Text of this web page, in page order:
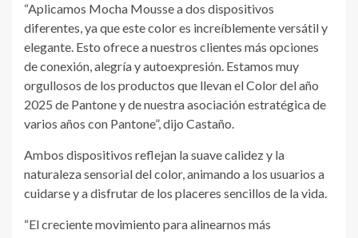
“Aplicamos Mocha Mousse a dos dispositivos
diferentes, ya que este color es increíblemente versátil y
elegante. Esto ofrece a nuestros clientes más opciones
de conexión, alegría y autoexpresión. Estamos muy
orgullosos de los productos que llevan el Color del año
2025 de Pantone y de nuestra asociación estratégica de
varios años con Pantone”, dijo Castaño.
Ambos dispositivos reflejan la suave calidez y la
naturaleza sensorial del color, animando a los usuarios a
cuidarse y a disfrutar de los placeres sencillos de la vida.
“El creciente movimiento para alinearnos más